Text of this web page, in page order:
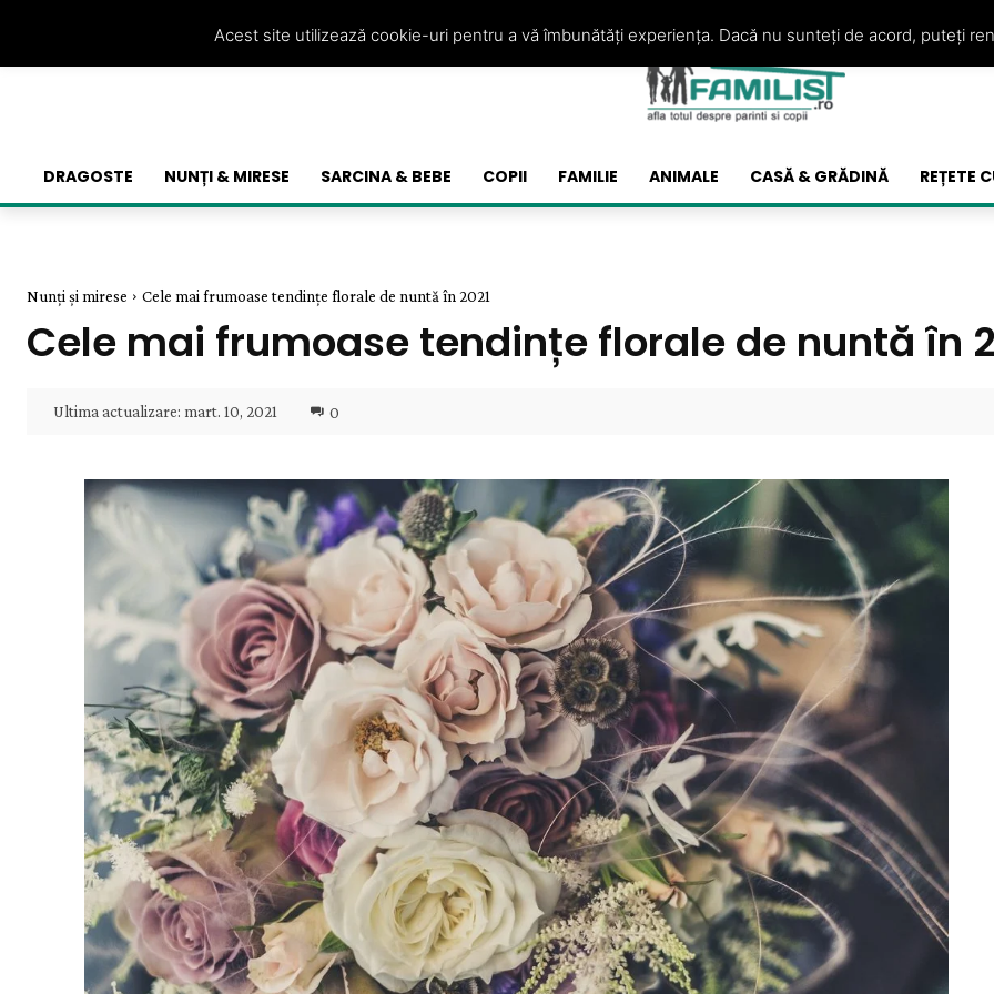
DRAGOSTE NUNȚI & MIRESE SARCINA & BEBE COPII FAMILIE ANIMALE CASĂ & GRĂDINĂ REȚETE
Nunți și mirese Cele mai frumoase tendințe florale de nuntă în 2021
Cele mai frumoase tendințe florale de nuntă în
Ultima actualizare: mart. 10, 2021 0
Acest site utilizează cookie-uri pentru a vă îmbunătăți experiența. Dacă nu sunteți de acord, puteți